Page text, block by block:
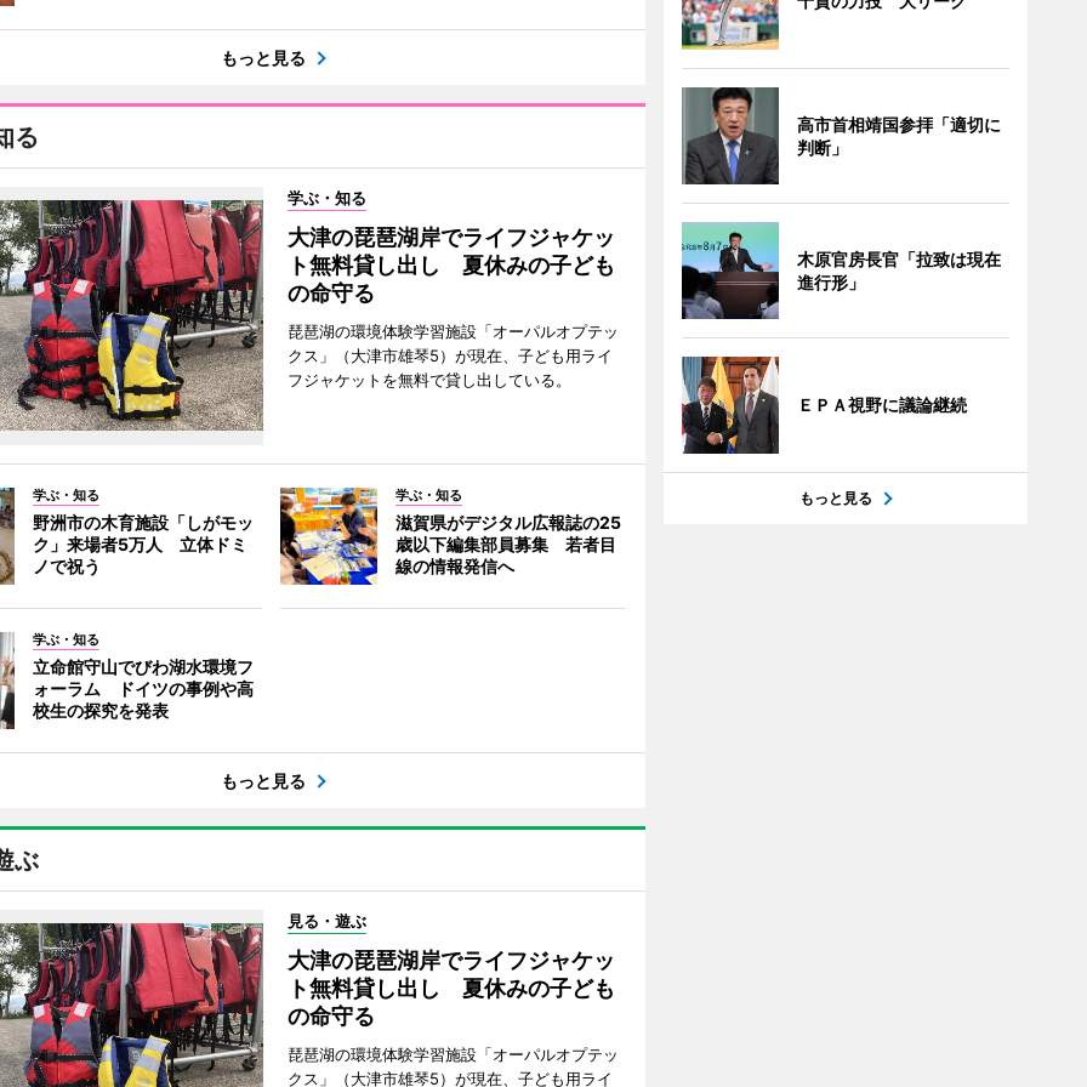
もっと見る
る
学ぶ・知る
大津の琵琶湖岸でライフジャケッ
ト無料貸し出し 夏休みの子ども
の命守る
琵琶湖の環境体験学習施設「オーパルオプテッ
クス」（大津市雄琴5）が現在、子ども用ライ
フジャケットを無料で貸し出している。
学ぶ・知る
野洲市の木育施設「しがモッ
ク」来場者5万人 立体ドミ
ノで祝う
学ぶ・知る
滋賀県がデジタル広報誌の25
歳以下編集部員募集 若者目
線の情報発信へ
学ぶ・知る
立命館守山でびわ湖水環境フ
ォーラム ドイツの事例や高
校生の探究を発表
もっと見る
ぶ
見る・遊ぶ
大津の琵琶湖岸でライフジャケッ
ト無料貸し出し 夏休みの子ども
の命守る
琵琶湖の環境体験学習施設「オーパルオプテッ
クス」（大津市雄琴5）が現在、子ども用ライ
高市首相靖国参拝「適切に
判断」
木原官房長官「拉致は現在
進行形」
ＥＰＡ視野に議論継続
もっと見る